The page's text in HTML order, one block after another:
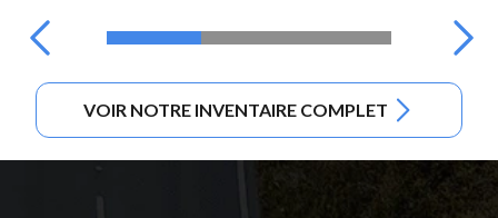
VOIR NOTRE INVENTAIRE COMPLET